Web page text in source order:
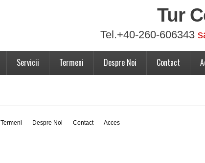
Tur
Tel.+40-260-606343
Servicii Termeni Despre Noi Contact
Termeni Despre Noi Contact Acces